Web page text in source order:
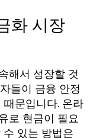
화 시장
해서 성장할 것
들이 금융 안정
문입니다. 온라
로 현금이 필요
있는 방법은